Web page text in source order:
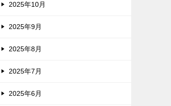
2025年10月
2025年9月
2025年8月
2025年7月
2025年6月